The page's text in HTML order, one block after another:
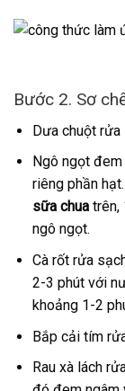
Bước 2. Sơ
Dưa chuột rửa
Ngô ngọt
riêng phần
sữa chuatrên,
ngô ngọt.
Cà rốt rửa
2-3 phút với
khoảng 1-2
Bắp cải tím
Rau xà lách